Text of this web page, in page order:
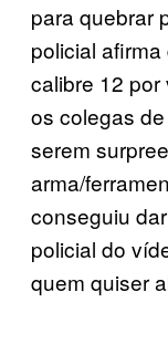
para quebrar
policial
calibre 12
os colegas
serem
arma/
conseguiu
policial do
quem quiser